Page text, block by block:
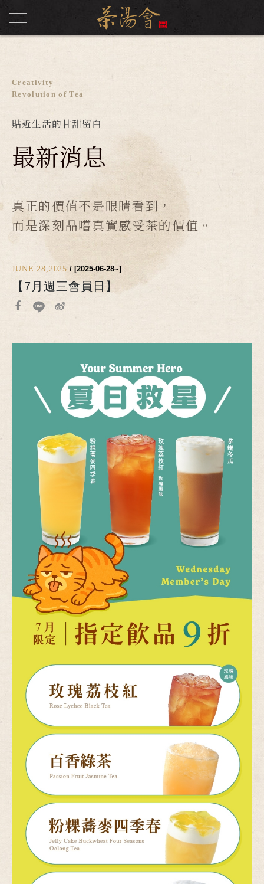
Creativity
Revolution of Tea
貼近生活的甘甜留白
最新消息
真正的價值不是眼睛看到，
而是深刻品嚐真實感受茶的價值。
JUNE 28,2025 / [2025-06-28~]
【7月週三會員日】